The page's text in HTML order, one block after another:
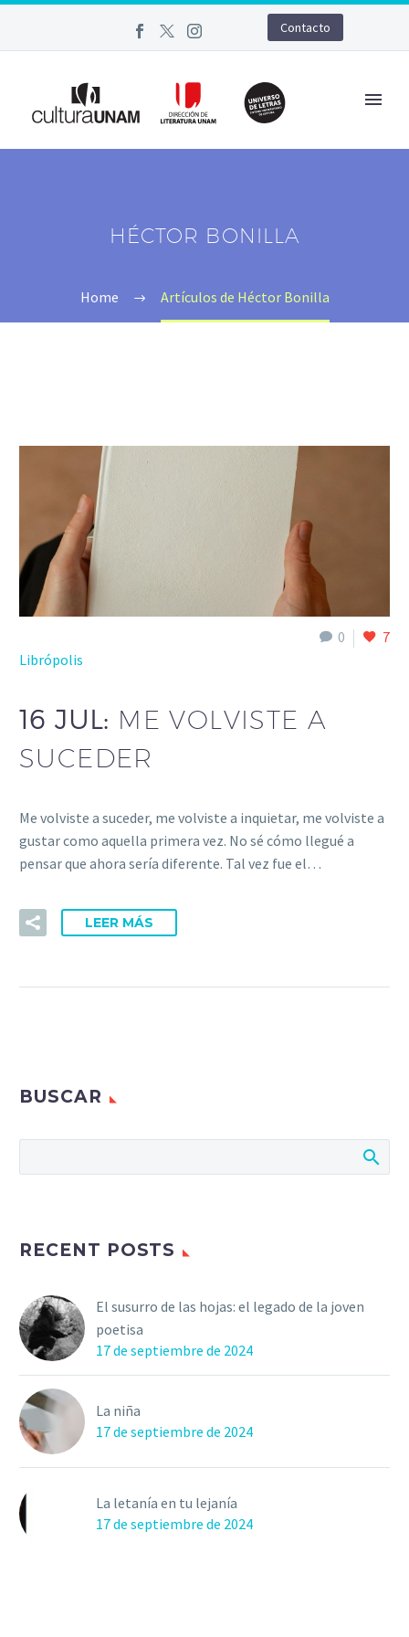
Contacto
HÉCTOR BONILLA
Home Artículos de Héctor Bonilla
0
7
Librópolis
16 JUL: ME VOLVISTE A
SUCEDER
Me volviste a suceder, me volviste a inquietar, me volviste a
gustar como aquella primera vez. No sé cómo llegué a
pensar que ahora sería diferente. Tal vez fue el…
LEER MÁS
BUSCAR
RECENT POSTS
El susurro de las hojas: el legado de la joven
poetisa
17 de septiembre de 2024
La niña
17 de septiembre de 2024
La letanía en tu lejanía
17 de septiembre de 2024